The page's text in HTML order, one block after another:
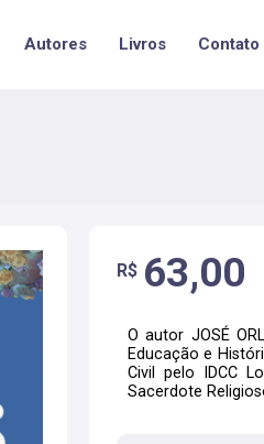
Autores Livros Contato
R$ 63,00
O autor JOSÉ
Educação e
Civil pelo IDCC
Sacerdote